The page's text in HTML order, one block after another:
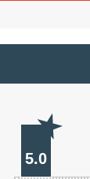
5.0